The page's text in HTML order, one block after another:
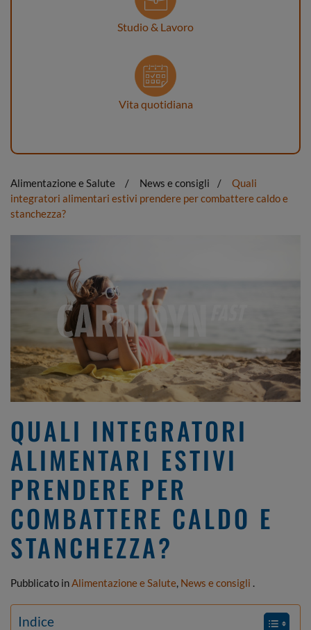
Studio & Lavoro
Vita quotidiana
Alimentazione e Salute News e consigli
Quali
integratori alimentari estivi prendere per combattere caldo e
stanchezza?
QUALI INTEGRATORI
ALIMENTARI ESTIVI
PRENDERE PER
COMBATTERE CALDO E
STANCHEZZA?
Pubblicato inAlimentazione e Salute, News e consigli .
Indice